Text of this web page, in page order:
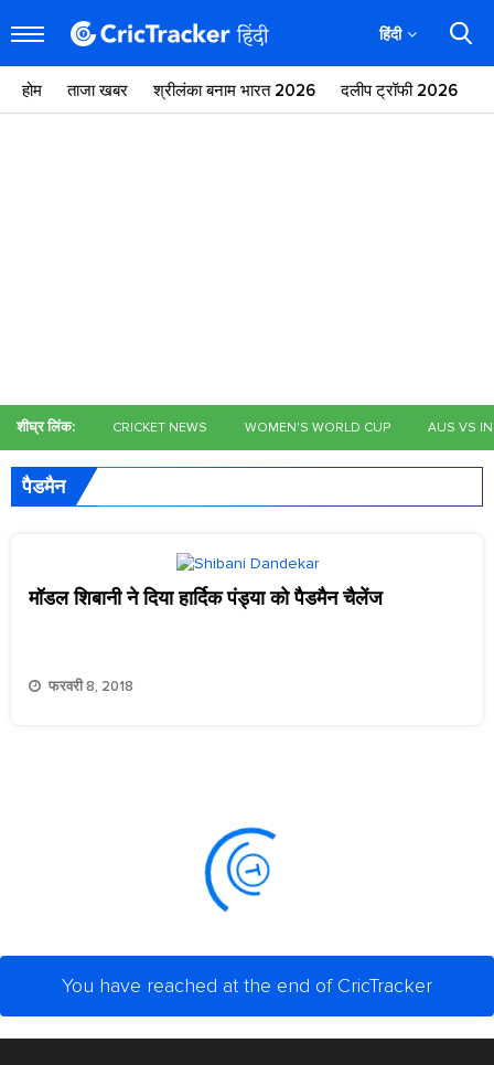
हिंदी
होम ताजा खबर श्रीलंका बनाम भारत 2026 दलीप ट्रॉफी 2026
शीघ्र लिंक: CRICKET NEWS WOMEN'S WORLD CUP AUS VS
पैडमैन
मॉडल शिबानी ने दिया हार्दिक पंड्या को पैडमैन चैलेंज
फरवरी 8, 2018
You have reached at the end of CricTracker